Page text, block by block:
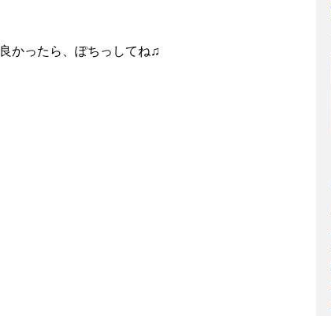
かったら、ぽちっしてね♫